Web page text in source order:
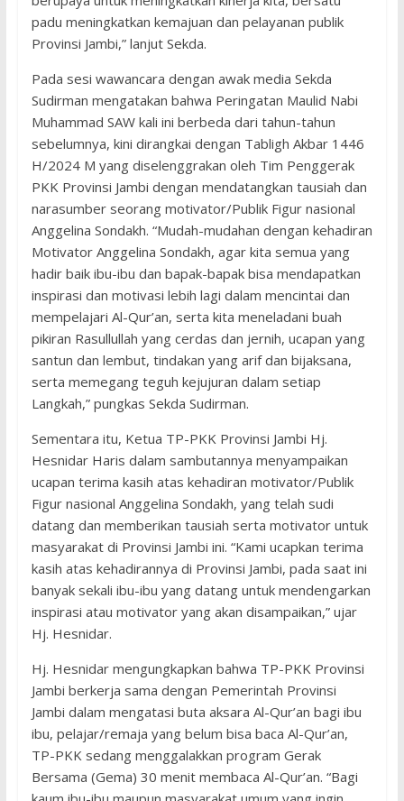
padu meningkatkan kemajuan dan pelayanan publik
Provinsi Jambi,” lanjut Sekda.
Pada sesi wawancara dengan awak media Sekda
Sudirman mengatakan bahwa Peringatan Maulid Nabi
Muhammad SAW kali ini berbeda dari tahun-tahun
sebelumnya, kini dirangkai dengan Tabligh Akbar 1446
H/2024 M yang diselenggrakan oleh Tim Penggerak
PKK Provinsi Jambi dengan mendatangkan tausiah dan
narasumber seorang motivator/Publik Figur nasional
Anggelina Sondakh. “Mudah-mudahan dengan kehadiran
Motivator Anggelina Sondakh, agar kita semua yang
hadir baik ibu-ibu dan bapak-bapak bisa mendapatkan
inspirasi dan motivasi lebih lagi dalam mencintai dan
mempelajari Al-Qur’an, serta kita meneladani buah
pikiran Rasullullah yang cerdas dan jernih, ucapan yang
santun dan lembut, tindakan yang arif dan bijaksana,
serta memegang teguh kejujuran dalam setiap
Langkah,” pungkas Sekda Sudirman.
Sementara itu, Ketua TP-PKK Provinsi Jambi Hj.
Hesnidar Haris dalam sambutannya menyampaikan
ucapan terima kasih atas kehadiran motivator/Publik
Figur nasional Anggelina Sondakh, yang telah sudi
datang dan memberikan tausiah serta motivator untuk
masyarakat di Provinsi Jambi ini. “Kami ucapkan terima
kasih atas kehadirannya di Provinsi Jambi, pada saat ini
banyak sekali ibu-ibu yang datang untuk mendengarkan
inspirasi atau motivator yang akan disampaikan,” ujar
Hj. Hesnidar.
Hj. Hesnidar mengungkapkan bahwa TP-PKK Provinsi
Jambi berkerja sama dengan Pemerintah Provinsi
Jambi dalam mengatasi buta aksara Al-Qur’an bagi ibu
ibu, pelajar/remaja yang belum bisa baca Al-Qur’an,
TP-PKK sedang menggalakkan program Gerak
Bersama (Gema) 30 menit membaca Al-Qur’an. “Bagi